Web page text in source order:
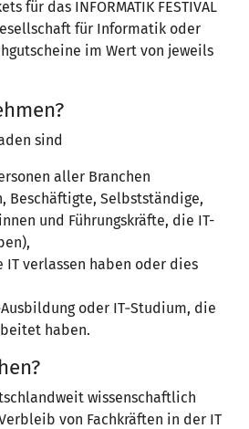
für das INFORMATIK FESTIVAL
für Informatik oder
im Wert von jeweils
sind
aller Branchen
Beschäftigte, Selbstständige,
und Führungskräfte, die IT-
IT verlassen haben oder dies
oder IT‑Studium, die
haben.
wissenschaftlich
von Fachkräften in der IT